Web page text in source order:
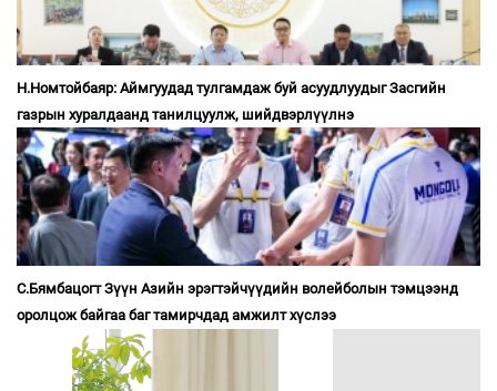
Н.Номтойбаяр: Аймгуудад тулгамдаж буй асуудлуудыг Засгийн
газрын хуралдаанд танилцуулж, шийдвэрлүүлнэ
С.Бямбацогт Зүүн Азийн эрэгтэйчүүдийн волейболын тэмцээнд
оролцож байгаа баг тамирчдад амжилт хүслээ